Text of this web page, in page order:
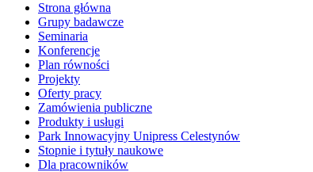
Strona główna
Grupy badawcze
Seminaria
Konferencje
Plan równości
Projekty
Oferty pracy
Zamówienia publiczne
Produkty i usługi
Park Innowacyjny Unipress Celestynów
Stopnie i tytuły naukowe
Dla pracowników